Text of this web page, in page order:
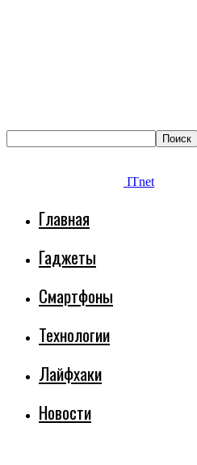
ITnet
Главная
Гаджеты
Смартфоны
Технологии
Лайфхаки
Новости